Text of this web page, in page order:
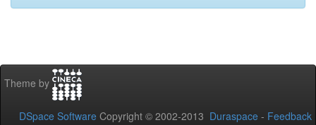
Theme by
DSpace Software Copyright © 2002-2013 Duraspace - Feedback